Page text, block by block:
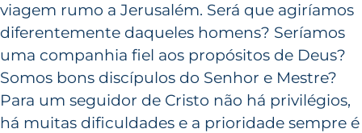
viagem rumo a Jerusalém. Será que agiríamos
diferentemente daqueles homens? Seríamos
uma companhia fiel aos propósitos de Deus?
Somos bons discípulos do Senhor e Mestre?
Para um seguidor de Cristo não há privilégios,
há muitas dificuldades e a prioridade sempre é